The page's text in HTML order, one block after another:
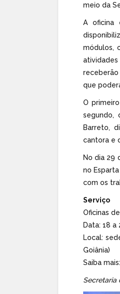
meio da
A oficina
módulos,
receberão
que
O
segundo,
Barreto,
cantora e
No dia 29
no
com os
Serviço
Oficinas
Data: 18 a
Local:
Goiânia)
Saiba
Secretaria